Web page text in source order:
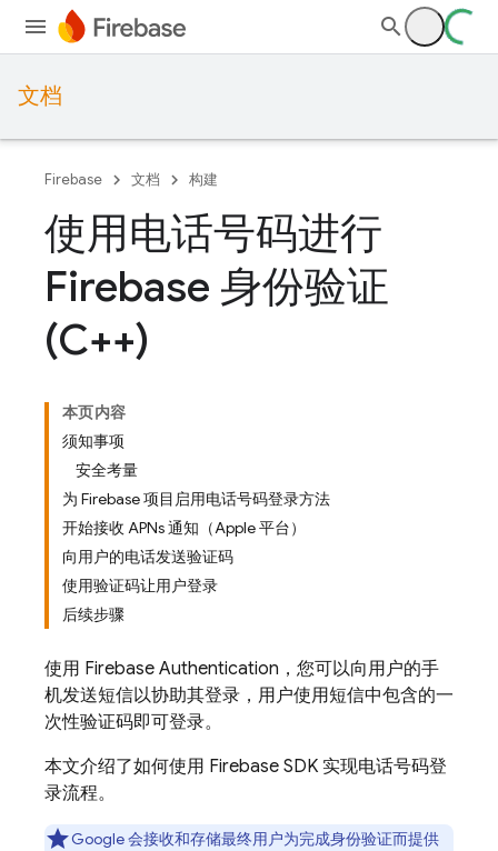
文档
Firebase 文档 构建
使用电话号码进行
Firebase 身份验证
(C++)
本页内容
须知事项
安全考量
为 Firebase 项目启用电话号码登录方法
开始接收 APNs 通知（Apple 平台）
向用户的电话发送验证码
使用验证码让用户登录
后续步骤
使用 Firebase Authentication ，您可以向用户的手
机发送短信以协助其登录，用户使用短信中包含的一
次性验证码即可登录。
本文介绍了如何使用 Firebase SDK 实现电话号码登
录流程。
Google 会接收和存储最终用户为完成身份验证而提供